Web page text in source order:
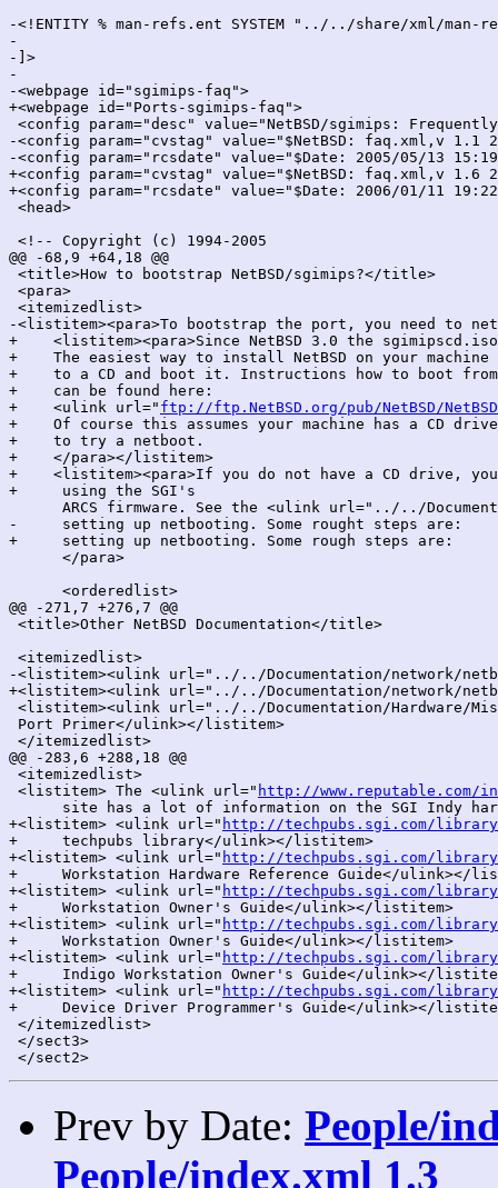
-<!ENTITY % man-refs.ent SYSTEM "../../share/xml/man-
-
-]>
-
-<webpage id="sgimips-faq">
+<webpage id="Ports-sgimips-faq">
<config param="desc" value="NetBSD/sgimips:
-<config param="cvstag" value="$NetBSD: faq.xml,v 1.1
-<config param="rcsdate" value="$Date: 2005/05/13
+<config param="cvstag" value="$NetBSD: faq.xml,v
+<config param="rcsdate" value="$Date: 2006/01/11
<head>
<!-- Copyright (c) 1994-2005
@@ -68,9 +64,18 @@
<title>How to bootstrap NetBSD/sgimips?</title>
<para>
<itemizedlist>
-<listitem><para>To bootstrap the port, you need to
+    <listitem><para>Since NetBSD 3.0 the
+    The easiest way to install NetBSD on your
+    to a CD and boot it. Instructions how to boot from
+    can be found here:
+    <ulink url=" ftp://ftp.NetBSD.org/pub/NetBSD/
+    Of course this assumes your machine has a CD
+    to try a netboot.
+    </para></listitem>
+    <listitem><para>If you do not have a CD drive,
+     using the SGI's
ARCS firmware. See the <ulink url="../../
-     setting up netbooting. Some rought steps are:
+     setting up netbooting. Some rough steps are:
      </para>
      <orderedlist>
@@ -271,7 +276,7 @@
<title>Other NetBSD Documentation</title>
<itemizedlist>
-<listitem><ulink url="../../Documentation/network/
+<listitem><ulink url="../../Documentation/network/
<listitem><ulink url="../../Documentation/Hardware/
Port Primer</ulink></listitem>
</itemizedlist>
@@ -283,6 +288,18 @@
<itemizedlist>
<listitem> The <ulink url=" http://www.reputable.com/
site has a lot of information on the SGI Indy
+<listitem> <ulink url=" http://techpubs.sgi.com/
+     techpubs library</ulink></listitem>
+<listitem> <ulink url=" http://techpubs.sgi.com/
+     Workstation Hardware Reference Guide</ulink></
+<listitem> <ulink url=" http://techpubs.sgi.com/
+     Workstation Owner's Guide</ulink></listitem>
+<listitem> <ulink url=" http://techpubs.sgi.com/
+     Workstation Owner's Guide</ulink></listitem>
+<listitem> <ulink url=" http://techpubs.sgi.com/
+     Indigo Workstation Owner's Guide</ulink></
+<listitem> <ulink url=" http://techpubs.sgi.com/
+     Device Driver Programmer's Guide</ulink></
</itemizedlist>
</sect3>
Prev by Date: People/
People/index.xml 1.3